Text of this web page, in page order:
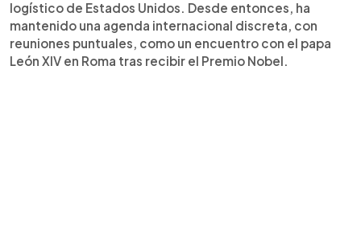
logístico de Estados Unidos. Desde entonces, ha
mantenido una agenda internacional discreta, con
reuniones puntuales, como un encuentro con el papa
León XIV en Roma tras recibir el Premio Nobel.